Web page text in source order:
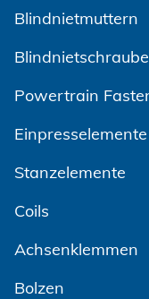
Blindnietmuttern
Powertrain
Einpresselemente
Stanzelemente
Coils
Achsenklemmen
Bolzen